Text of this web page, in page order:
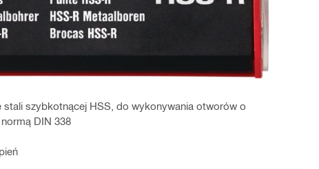
stali szybkotnącej HSS, do wykonywania otworów o
DIN 338